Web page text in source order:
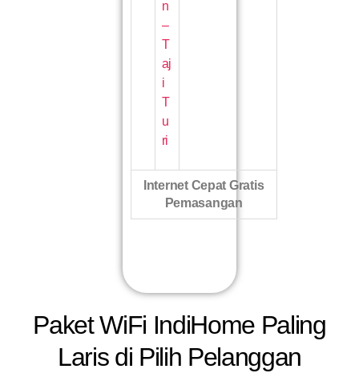
n
–
T
aj
i
T
u
ri
Internet Cepat Gratis
Pemasangan
Paket WiFi IndiHome Paling
Laris di Pilih Pelanggan